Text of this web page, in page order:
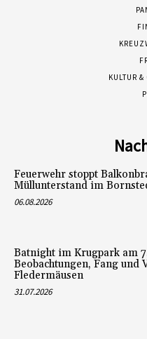
KULTUR
Feuerwehr stoppt
Müllunterstand im
06.08.2026
Batnight im Krugpark am
Beobachtungen, Fang und
Fledermäusen
31.07.2026